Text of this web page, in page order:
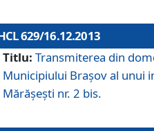
629/16.12.2013
Titlu: Transmiterea din
Municipiului Braşov al unui
Mărăşeşti nr. 2 bis.